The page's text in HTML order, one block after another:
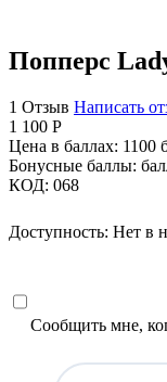
Попперс
1 Отзыв Написать
1 100 Р
Цена в баллах: 1100
Бонусные баллы:
КОД: 068
Доступность: Нет в
Сообщить мне,